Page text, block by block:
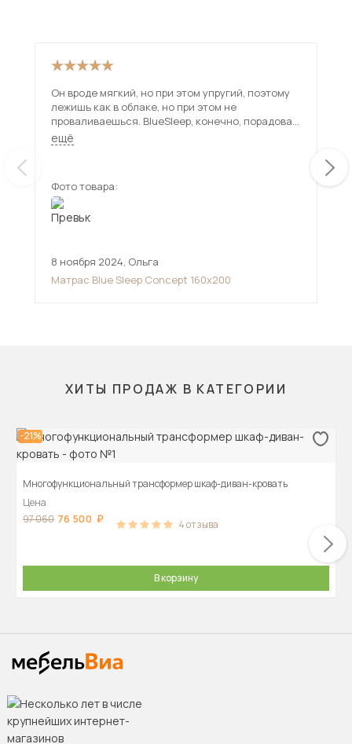
Он вроде мягкий, но при этом упругий, поэтому
лежишь как в облаке, но при этом не
проваливаешься. BlueSleep, конечно, порадовал
и с самим сервисом — доставка быстрая, без
задержек, сотрудники всё четко объяснили.
просто спать, а высыпаться — этот отличное
решение!
ещё
Фото товара:
8 ноября 2024, Ольга
Матрас Blue Sleep Concept 160х200
ХИТЫ ПРОДАЖ В КАТЕГОРИИ
-21%
Многофункциональный трансформер шкаф-диван-кровать
Цена
97 060 76 500 4отзыва
В корзину